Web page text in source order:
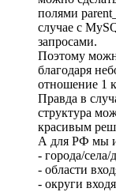
полями
случае с
запросами.
Поэтому
благодаря
отношение 1
Правда в
структура
красивым
А для РФ мы
- города/
- области
- округи